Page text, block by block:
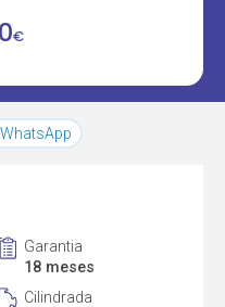
€
WhatsApp
Garantia
18 meses
Cilindrada